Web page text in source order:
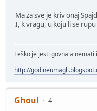
Ma za sve je kriv onaj
I, k vragu, u koju li se
Teško je jesti govna a nemati
http://
Ghoul
4